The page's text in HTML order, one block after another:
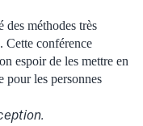
des méthodes très
Cette conférence
espoir de les mettre en
pour les personnes